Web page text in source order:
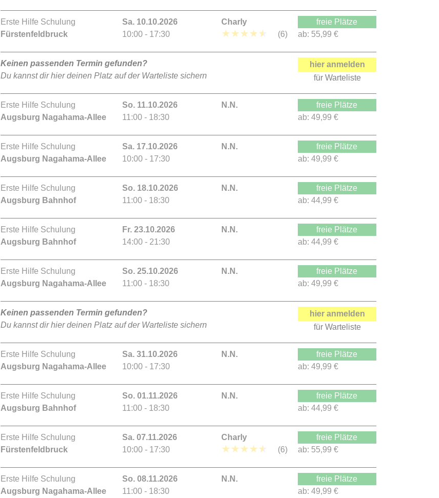
Erste Hilfe Schulung
Fürstenfeldbruck
Sa. 10.10.2026
10:00 - 17:30
Charly
★★★★★ (6)
freie Plätze
ab: 55,99 €
Keinen passenden Termin gefunden?
Du kannst dir hier deinen Platz auf der Warteliste sichern
hier anmelden
für Warteliste
Erste Hilfe Schulung
Augsburg Nagahama-Allee
So. 11.10.2026
11:00 - 18:30
N.N.
freie Plätze
ab: 49,99 €
Erste Hilfe Schulung
Augsburg Nagahama-Allee
Sa. 17.10.2026
10:00 - 17:30
N.N.
freie Plätze
ab: 49,99 €
Erste Hilfe Schulung
Augsburg Bahnhof
So. 18.10.2026
11:00 - 18:30
N.N.
freie Plätze
ab: 44,99 €
Erste Hilfe Schulung
Augsburg Bahnhof
Fr. 23.10.2026
14:00 - 21:30
N.N.
freie Plätze
ab: 44,99 €
Erste Hilfe Schulung
Augsburg Nagahama-Allee
So. 25.10.2026
11:00 - 18:30
N.N.
freie Plätze
ab: 49,99 €
Keinen passenden Termin gefunden?
Du kannst dir hier deinen Platz auf der Warteliste sichern
hier anmelden
für Warteliste
Erste Hilfe Schulung
Augsburg Nagahama-Allee
Sa. 31.10.2026
10:00 - 17:30
N.N.
freie Plätze
ab: 49,99 €
Erste Hilfe Schulung
Augsburg Bahnhof
So. 01.11.2026
11:00 - 18:30
N.N.
freie Plätze
ab: 44,99 €
Erste Hilfe Schulung
Fürstenfeldbruck
Sa. 07.11.2026
10:00 - 17:30
Charly
★★★★★ (6)
freie Plätze
ab: 55,99 €
Erste Hilfe Schulung
Augsburg Nagahama-Allee
So. 08.11.2026
11:00 - 18:30
N.N.
freie Plätze
ab: 49,99 €